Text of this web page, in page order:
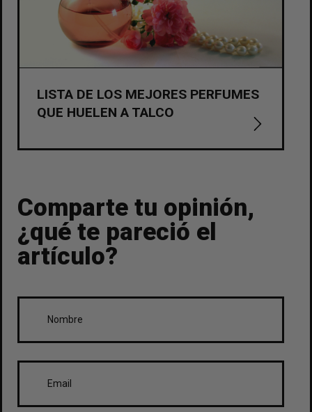
LISTA DE LOS MEJORES PERFUMES
QUE HUELEN A TALCO
Comparte tu opinión,
¿qué te pareció el
artículo?